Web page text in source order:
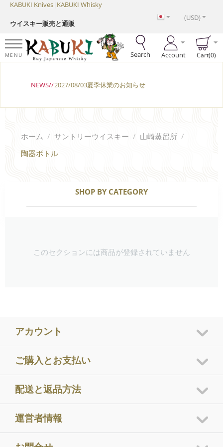
KABUKI Knives| KABUKI Whisky
ウイスキー販売と通販
(USD)
MENU Search Account Cart(0)
NEWS//2027/08/03夏季休業のお知らせ
ホーム / サントリーウイスキー / 山崎蒸留所 /
陶器ボトル
SHOP BY CATEGORY
このセクションには商品が登録されていません
アカウント
ご購入とお支払い
配送と返品方法
運営者情報